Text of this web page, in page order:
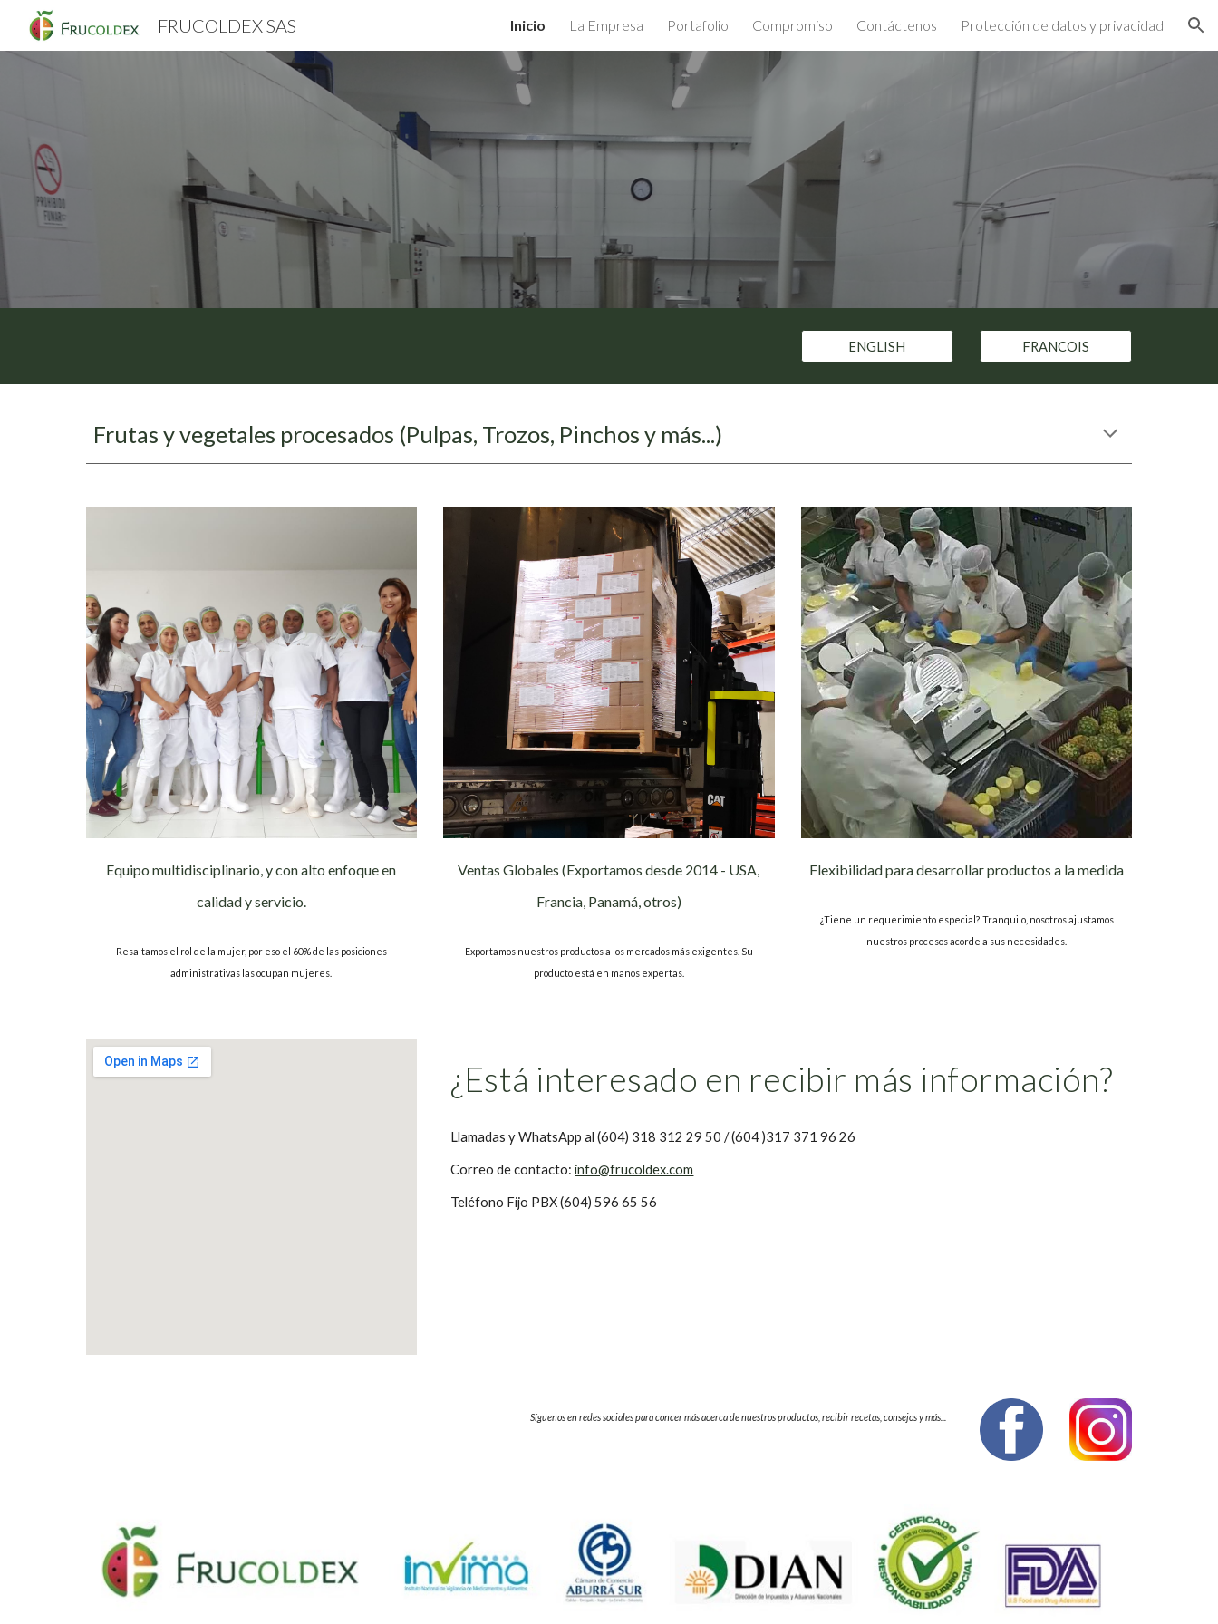
Skip to main content Skip to navigation
FRUCOLDEX SAS Inicio La Empresa Portafolio Compromiso Contáctenos Protección de datos y privacidad
ENGLISH FRANCOIS
Frutas y vegetales procesados (Pulpas, Trozos, Pinchos y más...)
Equipo multidisciplinario, y con alto enfoque en
calidad y servicio.
Resaltamos el rol de la mujer, por eso el 60% de las posiciones
administrativas las ocupan mujeres.
Ventas Globales (Exportamos desde 2014 - USA,
Francia, Panamá, otros)
Exportamos nuestros productos a los mercados más exigentes. Su
producto está en manos expertas.
Flexibilidad para desarrollar productos a la medida
¿Tiene un requerimiento especial? Tranquilo, nosotros ajustamos
nuestros procesos acorde a sus necesidades.
¿Está interesado en recibir más información?
Llamadas y WhatsApp al (604) 318 312 29 50 / (604 )317 371 96 26
Correo de contacto:info@frucoldex.com
Teléfono Fijo PBX (604) 596 65 56
Síguenos en redes sociales para concer más acerca de nuestros productos, recibir recetas, consejos y más...